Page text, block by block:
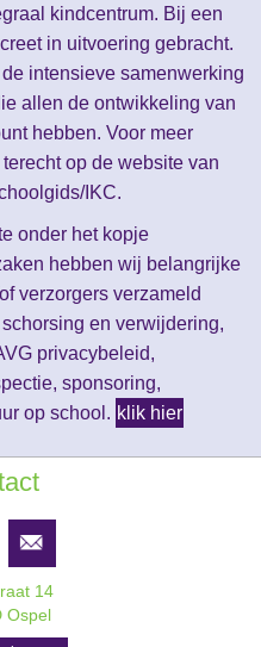
kindcentrum. Bij een
in uitvoering gebracht.
intensieve samenwerking
allen de ontwikkeling van
hebben. Voor meer
op de website van
IKC.
onder het kopje
hebben wij belangrijke
verzorgers verzameld
en verwijdering,
privacybeleid,
sponsoring,
op school. klik hier
14
Ospel